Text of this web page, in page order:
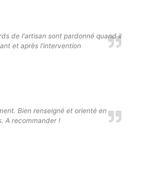
de l'artisan sont pardonné quand il
et après l'intervention
Bien renseigné et orienté en
A recommander !